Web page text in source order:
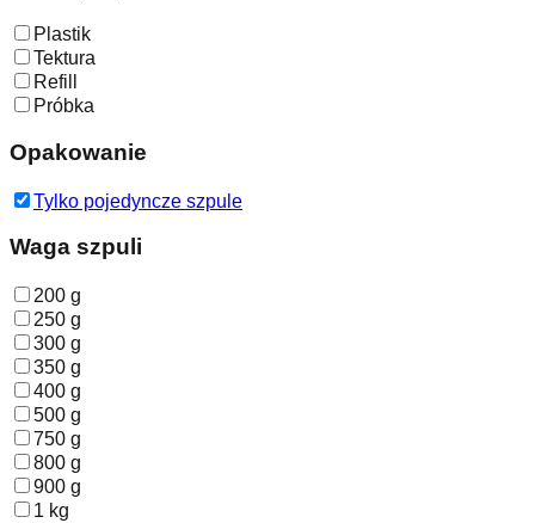
Plastik
Tektura
Refill
Próbka
Opakowanie
Tylko pojedyncze szpule
Waga szpuli
200 g
250 g
300 g
350 g
400 g
500 g
750 g
800 g
900 g
1 kg